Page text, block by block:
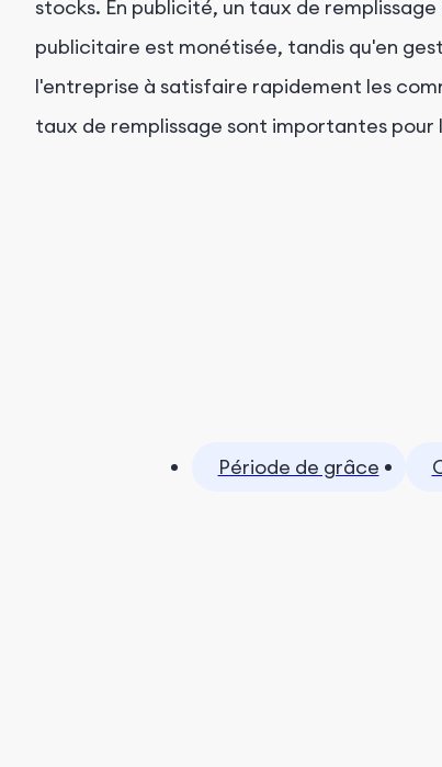
stocks. En publicité, un taux de
publicitaire est monétisée, tandis qu'en
l'entreprise à satisfaire rapidement les
taux de remplissage sont importantes
Période de grâce